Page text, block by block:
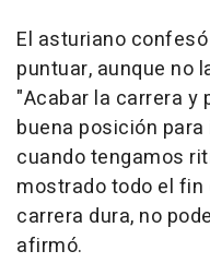
El asturiano
puntuar, aunque no
"Acabar la carrera y
buena posición
cuando tengamos
mostrado todo el fin
carrera dura, no
afirmó.